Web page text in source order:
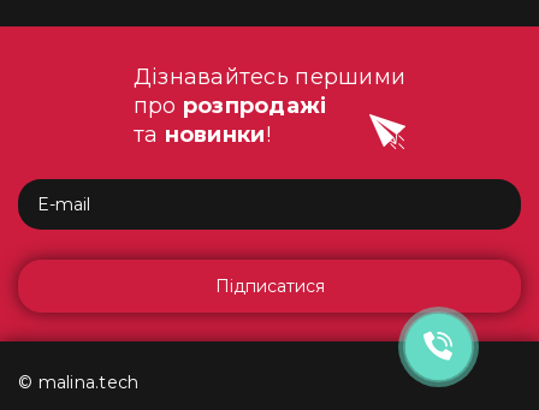
Дізнавайтесь першими
про розпродажі
та новинки!
Підписатися
© malina.tech